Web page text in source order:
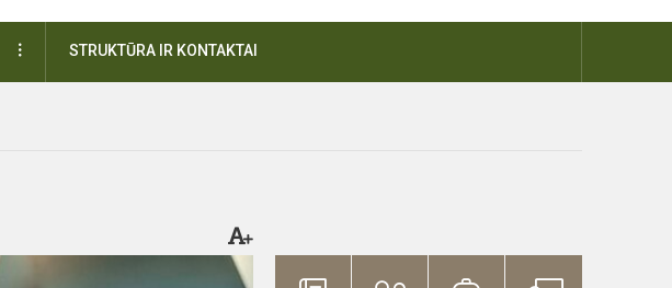
DAUGIAUSTRUKTŪRA IR KONTAKTAI